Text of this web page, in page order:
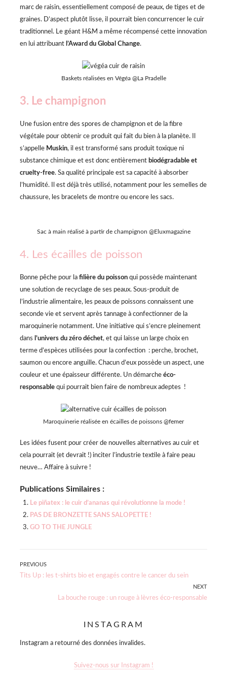
marc de raisin, essentiellement composé de peaux, de tiges et de
graines. D’aspect plutôt lisse, il pourrait bien concurrencer le cuir
traditionnel. Le géant H&M a même récompensé cette innovation
en lui attribuant l’Award du Global Change.
Baskets réalisées en Végéa @La Pradelle
3. Le champignon
Une fusion entre des spores de champignon et de la fibre
végétale pour obtenir ce produit qui fait du bien à la planète. Il
s’appelle Muskin, il est transformé sans produit toxique ni
substance chimique et est donc entièrement biodégradable et
cruelty-free. Sa qualité principale est sa capacité à absorber
l’humidité. Il est déjà très utilisé, notamment pour les semelles de
chaussure, les bracelets de montre ou encore les sacs.
Sac à main réalisé à partir de champignon @Eluxmagazine
4. Les écailles de poisson
Bonne pêche pour la filière du poisson qui possède maintenant
une solution de recyclage de ses peaux. Sous-produit de
l’industrie alimentaire, les peaux de poissons connaissent une
seconde vie et servent après tannage à confectionner de la
maroquinerie notamment. Une initiative qui s’encre pleinement
dans l’univers du zéro déchet, et qui laisse un large choix en
terme d’espèces utilisées pour la confection : perche, brochet,
saumon ou encore anguille. Chacun d’eux possède un aspect, une
couleur et une épaisseur différente. Un démarche éco-
responsable qui pourrait bien faire de nombreux adeptes !
Maroquinerie réalisée en écailles de poissons @femer
Les idées fusent pour créer de nouvelles alternatives au cuir et
cela pourrait (et devrait !) inciter l’industrie textile à faire peau
neuve… Affaire à suivre !
Publications Similaires :
Le piñatex : le cuir d’ananas qui révolutionne la mode !
PAS DE BRONZETTE SANS SALOPETTE !
GO TO THE JUNGLE
Navigation
PREVIOUS
Previous
Tits Up : les t-shirts bio et engagés contre le cancer du sein
NEXT
Next
La bouche rouge : un rouge à lèvres éco-responsable
INSTAGRAM
Instagram a retourné des données invalides.
Suivez-nous sur Instagram !